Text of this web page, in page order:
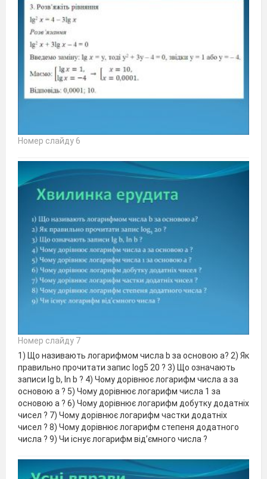
Номер слайду 6
Номер слайду 7
1) Що називають логарифмом числа b за основою a? 2) Як
правильно прочитати запис log5 20 ? 3) Що означають
записи lg b, ln b ? 4) Чому дорівнює логарифм числа а за
основою а ? 5) Чому дорівнює логарифм числа 1 за
основою а ? 6) Чому дорівнює логарифм добутку додатніх
чисел ? 7) Чому дорівнює логарифм частки додатніх
чисел ? 8) Чому дорівнює логарифм степеня додатного
числа ? 9) Чи існує логарифм від’ємного числа ?